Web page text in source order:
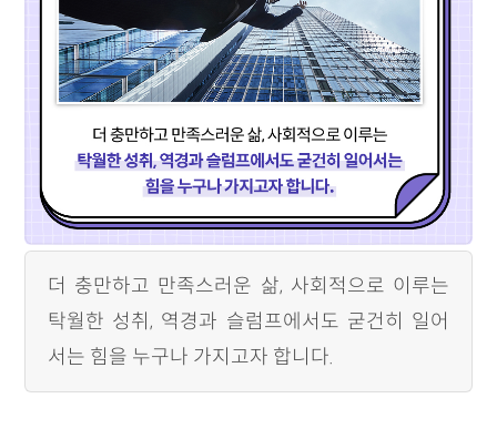
더 충만하고 만족스러운 삶, 사회적으로 이루는
탁월한 성취, 역경과 슬럼프에서도 굳건히 일어
서는 힘을 누구나 가지고자 합니다.